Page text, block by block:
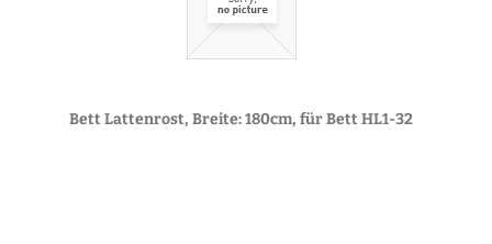
Bett Lattenrost, Breite: 180cm, für Bett HL1-32